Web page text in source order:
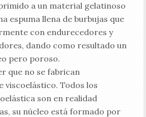
a un material gelatinoso
espuma llena de burbujas que
con endurecedores y
dando como resultado un
pero poroso.
que no se fabrican
viscoelástico. Todos los
son en realidad
su núcleo está formado por